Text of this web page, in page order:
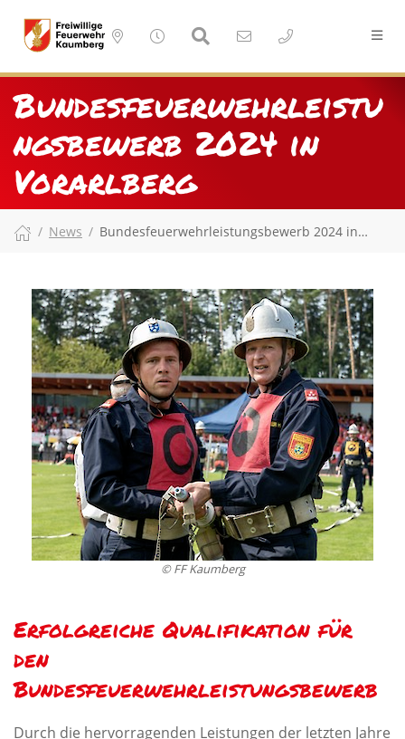
Bundesfeuerwehrleistu
ngsbewerb 2024 in
Vorarlberg
News Bundesfeuerwehrleistungsbewerb 2024 in…
© FF Kaumberg
Erfolgreiche Qualifikation für
den
Bundesfeuerwehrleistungsbewerb
Durch die hervorragenden Leistungen der letzten Jahre